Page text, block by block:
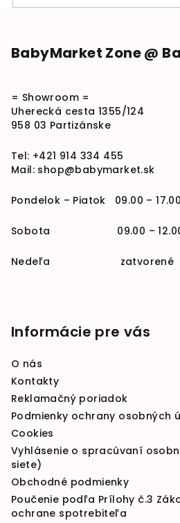
BabyMarket Zone @
= Showroom =
Uherecká cesta 1355/124
958 03 Partizánske
Tel: +421 914 334 455
Mail: shop@babymarket.sk
Pondelok – Piatok 09.00 – 17.00
Sobota 09.00 –
Nedeľa zatvorené
Informácie pre vás
O nás
Kontakty
Reklamačný poriadok
Podmienky ochrany osobných
Cookies
Vyhlásenie o spracúvaní
siete)
Obchodné podmienky
Poučenie podľa Prílohy č.3
ochrane spotrebiteľa